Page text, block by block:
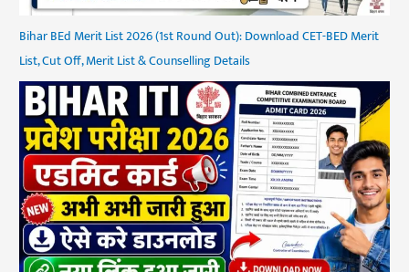
Bihar BEd Merit List 2026 (1st Round Out): Download CET-BED Merit
List, Cut Off, Merit List & Counselling Details